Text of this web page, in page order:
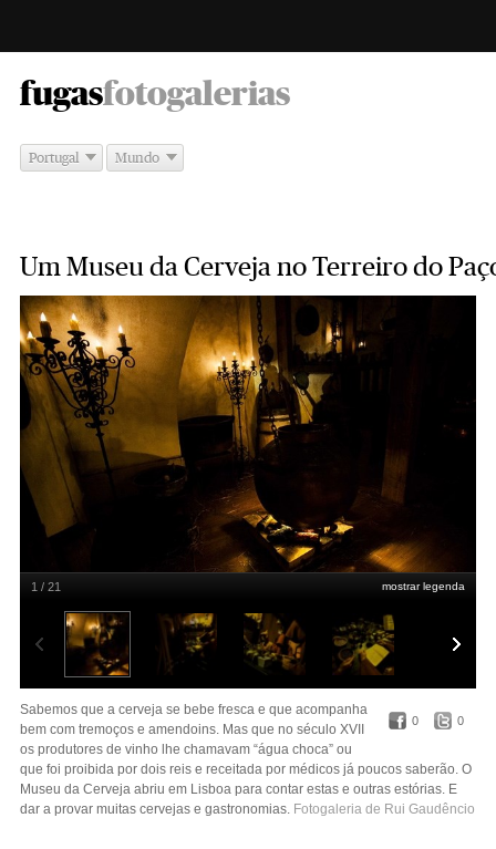
fugas -
fotogalerias
Portugal Mundo
Um Museu da Cerveja no Terreiro do
mostrar legenda
1 / 21
0 0
Sabemos que a cerveja se bebe fresca e que acompanha
bem com tremoços e amendoins. Mas que no século XVII
os produtores de vinho lhe chamavam “água choca” ou
que foi proibida por dois reis e receitada por médicos já poucos saberão. O
Museu da Cerveja abriu em Lisboa para contar estas e outras estórias. E
dar a provar muitas cervejas e gastronomias. Fotogaleria de Rui Gaudêncio